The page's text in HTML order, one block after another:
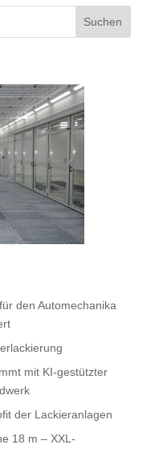
den Automechanika
mit KI-gestützter
der Lackieranlagen
18 m – XXL-